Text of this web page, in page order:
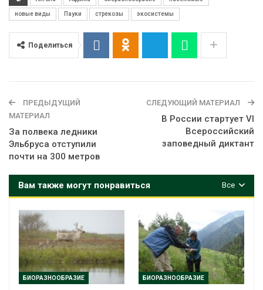
новые виды Пауки стрекозы экосистемы
Поделиться
ПРЕДЫДУЩИЙ
МАТЕРИАЛ
За полвека ледники
Эльбруса отступили
почти на 300 метров
СЛЕДУЮЩИЙ МАТЕРИАЛ
В России стартует VI
Всероссийский
заповедный диктант
Все
Вам также могут понравиться
БИОРАЗНООБРАЗИЕ БИОРАЗНООБРАЗИЕ